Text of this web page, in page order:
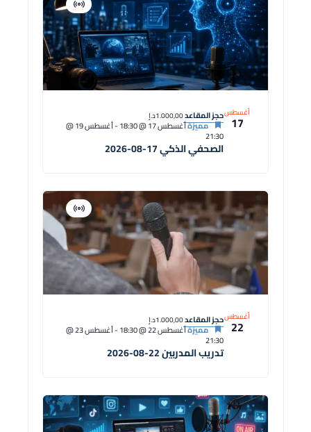
أغسطس
17
الصحفي الذكي 17-08-2026
افتراضية
دورة
مميزةأغسطس 17 @ 18:30 - أغسطس 19 @
21:30
حجز المقاعد1.000,00د.إ
أغسطس
22
تدريب المدربين 22-08-2026
افتراضية
دورة
مميزةأغسطس 22 @ 18:30 - أغسطس 23 @
21:30
حجز المقاعد1.000,00د.إ